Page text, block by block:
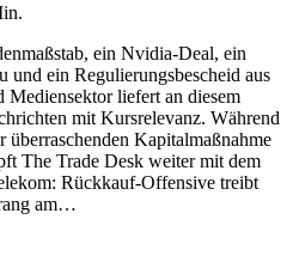
ein Nvidia-Deal, ein
und ein Regulierungsbescheid aus
liefert an diesem
mit Kursrelevanz. Während
Kapitalmaßnahme
The Trade Desk weiter mit dem
Rückkauf-Offensive treibt
am…